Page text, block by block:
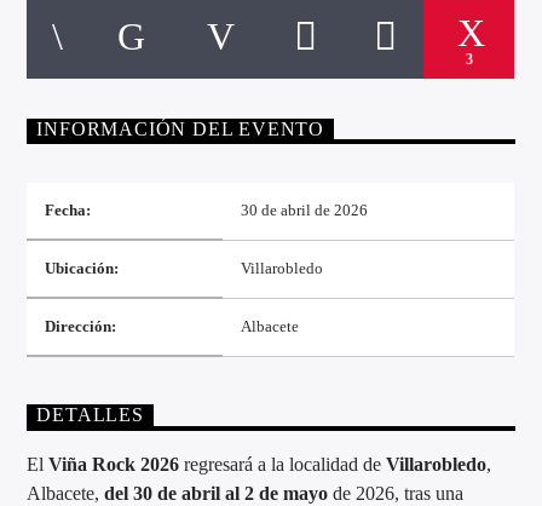
CANCIÓN ACTUAL
ARTISTA
d2
3
INFORMACIÓN DEL EVENTO
Fecha: 30 de abril de 2026
Ubicación: Villarobledo
Dirección: Albacete
DETALLES
ElViña Rock 2026 regresará a la localidad deVillarobledo,
Albacete,del 30 de abril al 2 de mayo de 2026, tras una